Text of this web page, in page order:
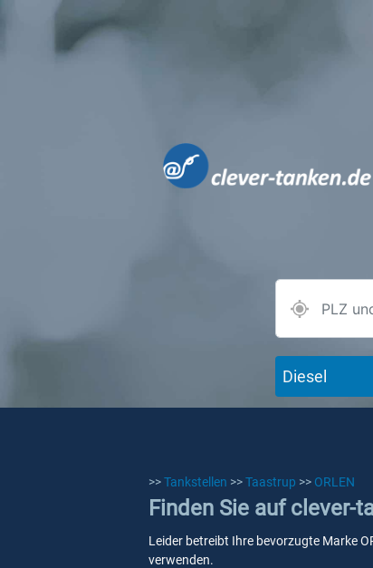
Diesel
>>Tankstellen >>Taastrup >> ORLEN
Finden Sie auf clever-
Leider betreibt Ihre bevorzugte Marke
verwenden.